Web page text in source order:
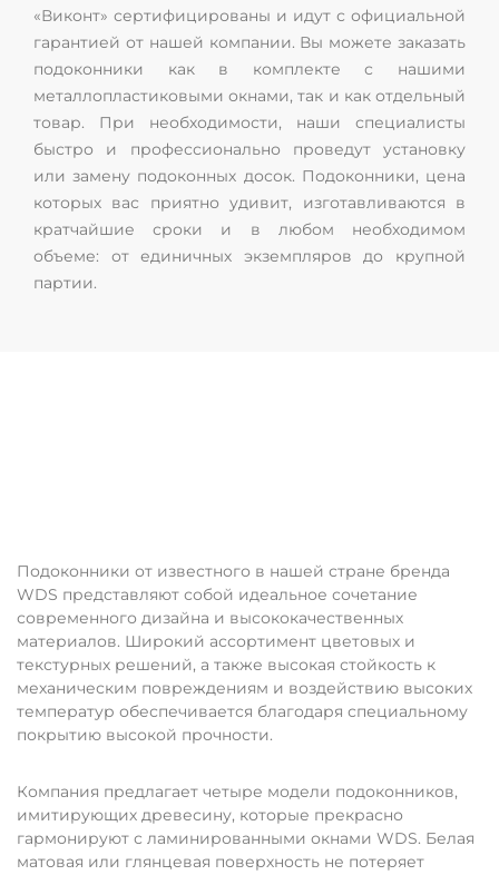
«Виконт» сертифицированы и идут с официальной
гарантией от нашей компании. Вы можете заказать
подоконники как в комплекте с нашими
металлопластиковыми окнами, так и как отдельный
товар. При необходимости, наши специалисты
быстро и профессионально проведут установку
или замену подоконных досок. Подоконники, цена
которых вас приятно удивит, изготавливаются в
кратчайшие сроки и в любом необходимом
объеме: от единичных экземпляров до крупной
партии.
Подоконники от известного в нашей стране бренда
WDS представляют собой идеальное сочетание
современного дизайна и высококачественных
материалов. Широкий ассортимент цветовых и
текстурных решений, а также высокая стойкость к
механическим повреждениям и воздействию высоких
температур обеспечивается благодаря специальному
покрытию высокой прочности.
Компания предлагает четыре модели подоконников,
имитирующих древесину, которые прекрасно
гармонируют с ламинированными окнами WDS. Белая
матовая или глянцевая поверхность не потеряет